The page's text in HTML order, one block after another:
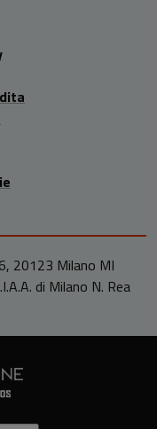
20123 Milano MI
di Milano N. Rea